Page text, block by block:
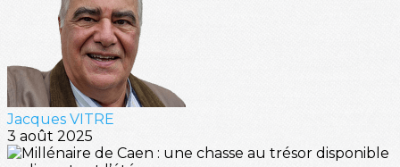
Jacques VITRE
3 août 2025